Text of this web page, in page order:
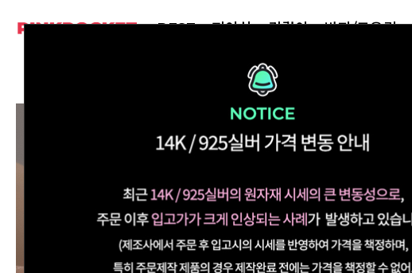
BEST 피어싱 귀걸이 반지/토우링